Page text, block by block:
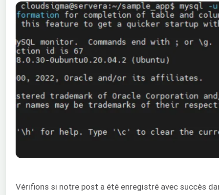
Vérifions si notre post a été enregistré avec succès